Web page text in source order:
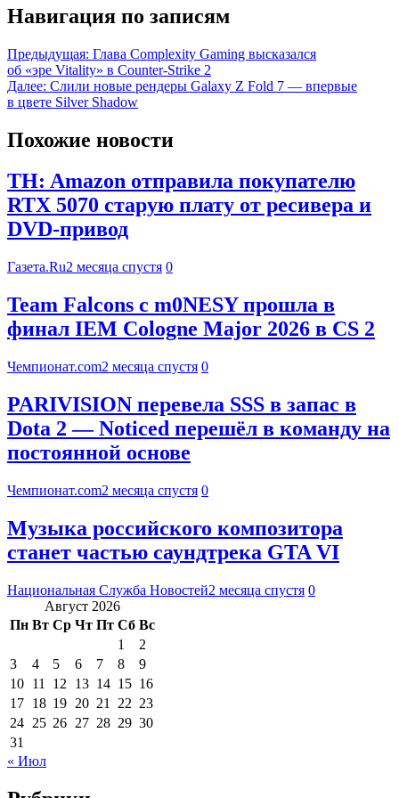
Навигация по записям
Предыдущая: Глава Complexity Gaming высказался
об «эре Vitality» в Counter-Strike 2
Далее: Слили новые рендеры Galaxy Z Fold 7 — впервые
в цвете Silver Shadow
Похожие новости
TH: Amazon отправила покупателю
RTX 5070 старую плату от ресивера и
DVD-привод
Газета.Ru2 месяца спустя 0
Team Falcons с m0NESY прошла в
финал IEM Cologne Major 2026 в CS 2
Чемпионат.com2 месяца спустя 0
PARIVISION перевела SSS в запас в
Dota 2 — Noticed перешёл в команду на
постоянной основе
Чемпионат.com2 месяца спустя 0
Музыка российского композитора
станет частью саундтрека GTA VI
Национальная Служба Новостей2 месяца спустя 0
Август 2026
Пн Вт Ср Чт Пт Сб Вс
1
2
3
4 5 6 7 8
9
10 11 12 13 14 15 16
17 18 19 20 21 22 23
24 25 26 27 28 29 30
31
« Июл